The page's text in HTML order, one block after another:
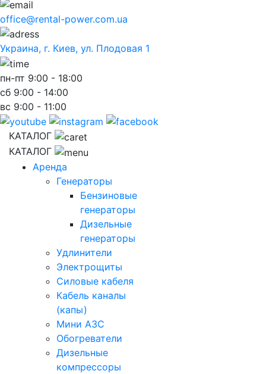
office@rental-power.com.ua
Украина, г. Киев, ул. Плодовая 1
пн-пт 9:00 - 18:00
сб 9:00 - 14:00
вс 9:00 - 11:00
КАТАЛОГ
КАТАЛОГ
Аренда
Генераторы
Бензиновые
генераторы
Дизельные
генераторы
Удлинители
Электрощиты
Силовые кабеля
Кабель каналы
(капы)
Мини АЗС
Обогреватели
Дизельные
компрессоры